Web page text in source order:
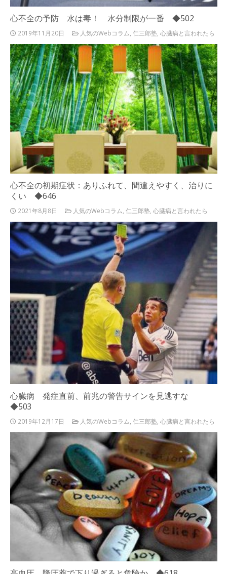
心不全の予防 水は毒！ 水分制限が一番 ◆502
2019年11月20日 人気のWebコラム ,仁三郎塾 ,心臓病と言われたら
心不全の初期症状：ありふれて、間違えやすく、治りに
くい ◆646
2021年8月8日 人気のWebコラム ,仁三郎塾 ,心臓病と言われたら
心臓病 発症直前、前兆の警告サインを見逃すな
◆503
2019年12月17日 人気のWebコラム ,仁三郎塾 ,心臓病と言われたら